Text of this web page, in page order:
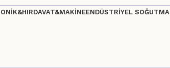
ENDÜSTRİYEL SOĞUTMA